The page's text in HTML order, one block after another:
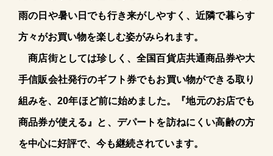
雨の日や暑い日でも行き来がしやすく、近隣で暮らす
方々がお買い物を楽しむ姿がみられます。
商店街としては珍しく、全国百貨店共通商品券や大
手信販会社発行のギフト券でもお買い物ができる取り
組みを、20年ほど前に始めました。『地元のお店でも
商品券が使える』と、デパートを訪ねにくい高齢の方
を中心に好評で、今も継続されています。